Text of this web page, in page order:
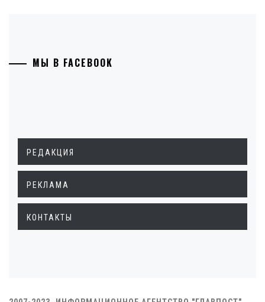
МЫ В FACEBOOK
РЕДАКЦИЯ
РЕКЛАМА
КОНТАКТЫ